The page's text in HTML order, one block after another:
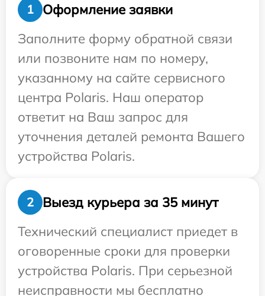
1
Оформление заявки
Заполните форму обратной связи
или позвоните нам по номеру,
указанному на сайте сервисного
центра Polaris. Наш оператор
ответит на Ваш запрос для
уточнения деталей ремонта Вашего
устройства Polaris.
2
Выезд курьера за 35 минут
Технический специалист приедет в
оговоренные сроки для проверки
устройства Polaris. При серьезной
неисправности мы бесплатно